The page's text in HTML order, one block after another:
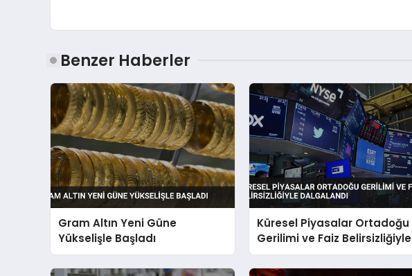
Benzer Haberler
Gram Altın Yeni Güne
Yükselişle Başladı
Küresel Piyasalar Ortadoğu
Gerilimi ve Faiz Belirsizliğiyle
Dalgalandı